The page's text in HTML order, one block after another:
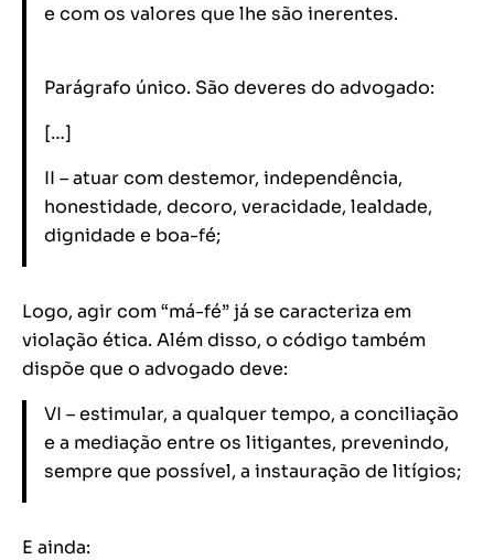
e com os valores que lhe são inerentes.
Parágrafo único. São deveres do advogado:
[…]
II – atuar com destemor, independência,
honestidade, decoro, veracidade, lealdade,
dignidade e boa-fé;
Logo, agir com “má-fé” já se caracteriza em
violação ética. Além disso, o código também
dispõe que o advogado deve:
VI – estimular, a qualquer tempo, a conciliação
e a mediação entre os litigantes, prevenindo,
sempre que possível, a instauração de litígios;
E ainda: